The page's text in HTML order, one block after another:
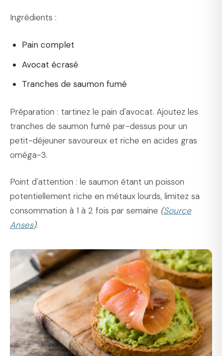
Ingrédients :
Pain complet
Avocat écrasé
Tranches de saumon fumé
Préparation : tartinez le pain d'avocat. Ajoutez les
tranches de saumon fumé par-dessus pour un
petit-déjeuner savoureux et riche en acides gras
oméga-3.
Point d'attention : le saumon étant un poisson
potentiellement riche en métaux lourds, limitez sa
consommation à 1 à 2 fois par semaine (Source
Anses).